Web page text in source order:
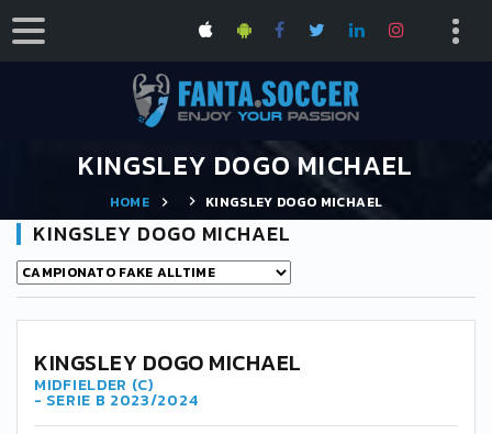
KINGSLEY DOGO MICHAEL
HOME KINGSLEY DOGO MICHAEL
KINGSLEY DOGO MICHAEL
KINGSLEY DOGO MICHAEL
MIDFIELDER (C)
- SERIE B 2023/2024